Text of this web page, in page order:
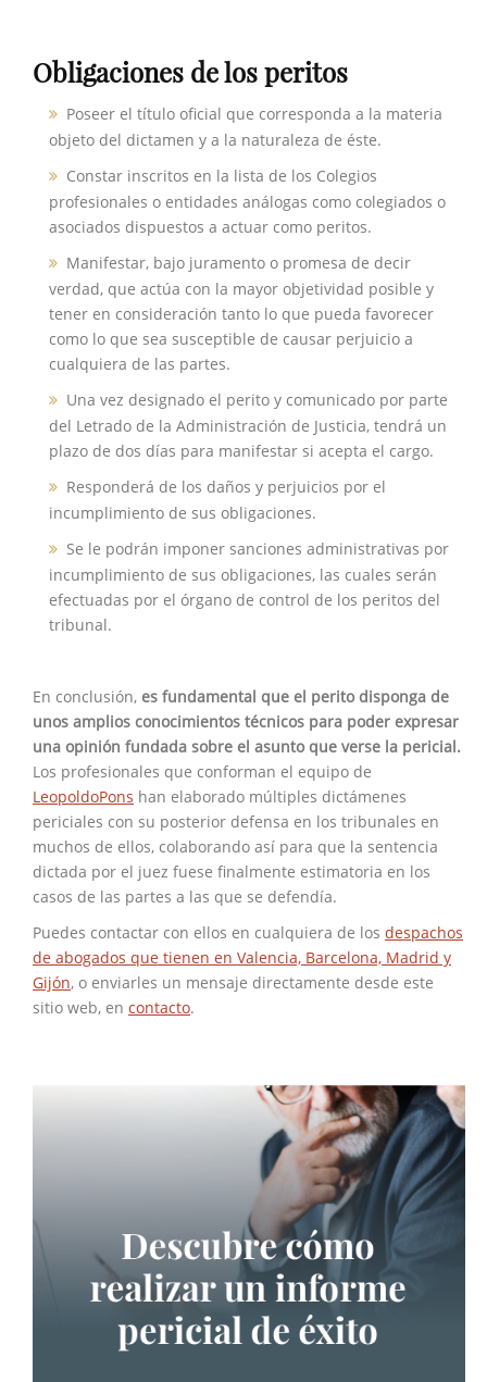
Obligaciones de los peritos
Poseer el título oficial que corresponda a la materia
objeto del dictamen y a la naturaleza de éste.
Constar inscritos en la lista de los Colegios
profesionales o entidades análogas como colegiados o
asociados dispuestos a actuar como peritos.
Manifestar, bajo juramento o promesa de decir
verdad, que actúa con la mayor objetividad posible y
tener en consideración tanto lo que pueda favorecer
como lo que sea susceptible de causar perjuicio a
cualquiera de las partes.
Una vez designado el perito y comunicado por parte
del Letrado de la Administración de Justicia, tendrá un
plazo de dos días para manifestar si acepta el cargo.
Responderá de los daños y perjuicios por el
incumplimiento de sus obligaciones.
Se le podrán imponer sanciones administrativas por
incumplimiento de sus obligaciones, las cuales serán
efectuadas por el órgano de control de los peritos del
tribunal.
En conclusión, es fundamental que el perito disponga de
unos amplios conocimientos técnicos para poder expresar
una opinión fundada sobre el asunto que verse la pericial.
Los profesionales que conforman el equipo de
LeopoldoPons han elaborado múltiples dictámenes
periciales con su posterior defensa en los tribunales en
muchos de ellos, colaborando así para que la sentencia
dictada por el juez fuese finalmente estimatoria en los
casos de las partes a las que se defendía.
Puedes contactar con ellos en cualquiera de los despachos
de abogados que tienen en Valencia, Barcelona, Madrid y
Gijón, o enviarles un mensaje directamente desde este
sitio web, en contacto.